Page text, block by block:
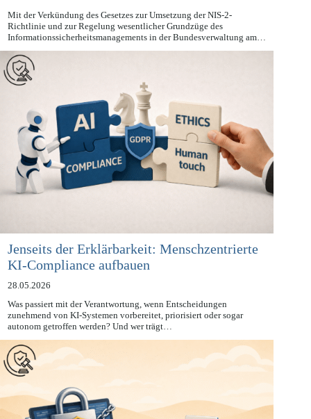
29.05.2026
Mit der Verkündung des Gesetzes zur Umsetzung der NIS-2-
Richtlinie und zur Regelung wesentlicher Grundzüge des
Informationssicherheitsmanagements in der Bundesverwaltung am…
Jenseits der Erklärbarkeit: Menschzentrierte
KI-Compliance aufbauen
28.05.2026
Was passiert mit der Verantwortung, wenn Entscheidungen
zunehmend von KI-Systemen vorbereitet, priorisiert oder sogar
autonom getroffen werden? Und wer trägt…